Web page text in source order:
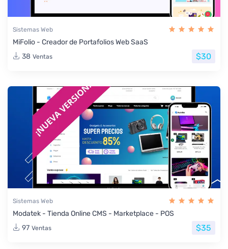
Sistemas Web
MiFolio - Creador de Portafolios Web SaaS
38 Ventas $30
Sistemas Web
Modatek - Tienda Online CMS - Marketplace - POS
97 Ventas $35